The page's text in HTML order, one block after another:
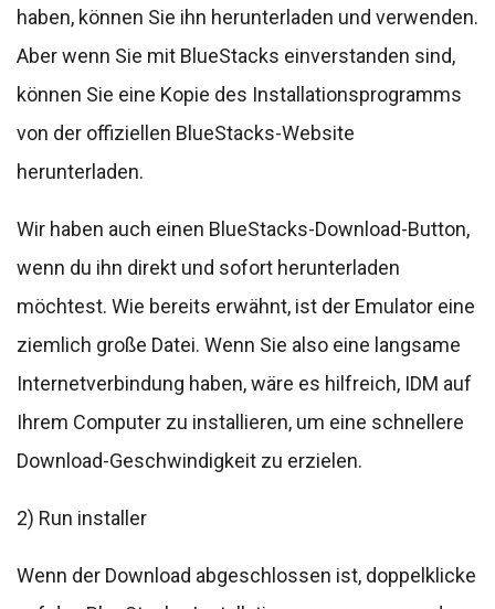
haben, können Sie ihn herunterladen und verwenden.
Aber wenn Sie mit BlueStacks einverstanden sind,
können Sie eine Kopie des Installationsprogramms
von der offiziellen BlueStacks-Website
herunterladen.
Wir haben auch einen BlueStacks-Download-Button,
wenn du ihn direkt und sofort herunterladen
möchtest. Wie bereits erwähnt, ist der Emulator eine
ziemlich große Datei. Wenn Sie also eine langsame
Internetverbindung haben, wäre es hilfreich, IDM auf
Ihrem Computer zu installieren, um eine schnellere
Download-Geschwindigkeit zu erzielen.
2) Run installer
Wenn der Download abgeschlossen ist, doppelklicke